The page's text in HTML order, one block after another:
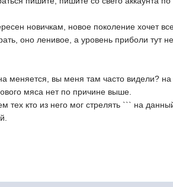
новичкам, новое поколение хочет
оно ленивое, а уровень приболи тут
меняется, вы меня там часто видели?
мяса нет по причине выше.
кто из него мог стрелять ``` на